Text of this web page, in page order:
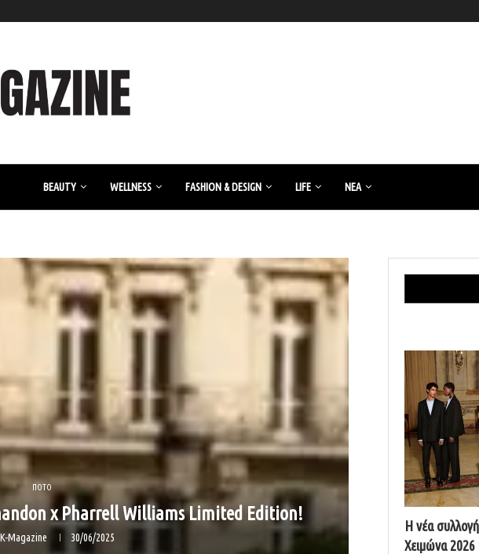
BEAUTY WELLNESS FASHION & DESIGN LIFE ΝΈΑ
ΠΟΤΟ
x Pharrell Williams Limited Edition!
Magazine 30/06/2025
Η νέα
Χειμώνα 2026